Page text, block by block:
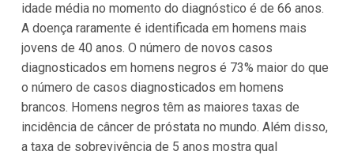
idade média no momento do diagnóstico é de 66 anos.
A doença raramente é identificada em homens mais
jovens de 40 anos. O número de novos casos
diagnosticados em homens negros é 73% maior do que
o número de casos diagnosticados em homens
brancos. Homens negros têm as maiores taxas de
incidência de câncer de próstata no mundo. Além disso,
a taxa de sobrevivência de 5 anos mostra qual